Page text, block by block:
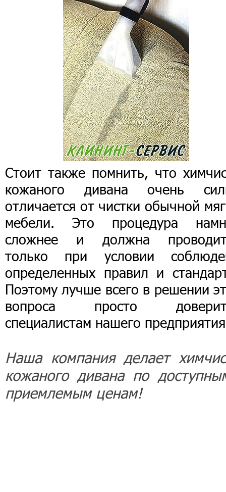
Стоит также помнить, что
кожаного дивана очень
отличается от чистки обычной
мебели. Это процедура
сложнее и должна
только при условии
определенных правил и
Поэтому лучше всего в решении
вопроса просто
специалистам нашего
Наша компания делает
кожаного дивана по
приемлемым ценам!